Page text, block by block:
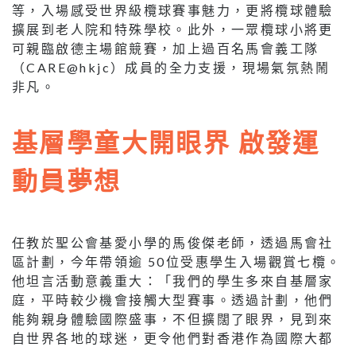
等，入場感受世界級欖球賽事魅力，更將欖球體驗
擴展到老人院和特殊學校。此外，一眾欖球小將更
可親臨啟德主場館競賽，加上過百名馬會義工隊
（CARE@hkjc）成員的全力支援，現場氣氛熱鬧
非凡。
基層學童大開眼界 啟發運
動員夢想
任教於聖公會基愛小學的馬俊傑老師，透過馬會社
區計劃，今年帶領逾 50位受惠學生入場觀賞七欖。
他坦言活動意義重大：「我們的學生多來自基層家
庭，平時較少機會接觸大型賽事。透過計劃，他們
能夠親身體驗國際盛事，不但擴闊了眼界，見到來
自世界各地的球迷，更令他們對香港作為國際大都